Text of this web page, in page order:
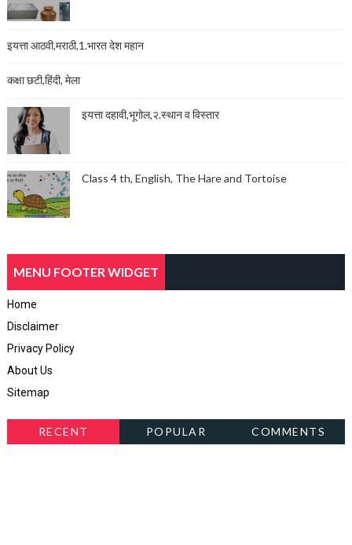
इयत्ता आठवी,मराठी,1.भारत देश महान
कक्षा छटी,हिंदी, मेला
इयत्ता दहावी,भूगोल,२.स्थान व विस्तार
Class 4 th, English, The Hare and Tortoise
MENU FOOTER WIDGET
Home
Disclaimer
Privacy Policy
About Us
Sitemap
RECENT POPULAR COMMENTS